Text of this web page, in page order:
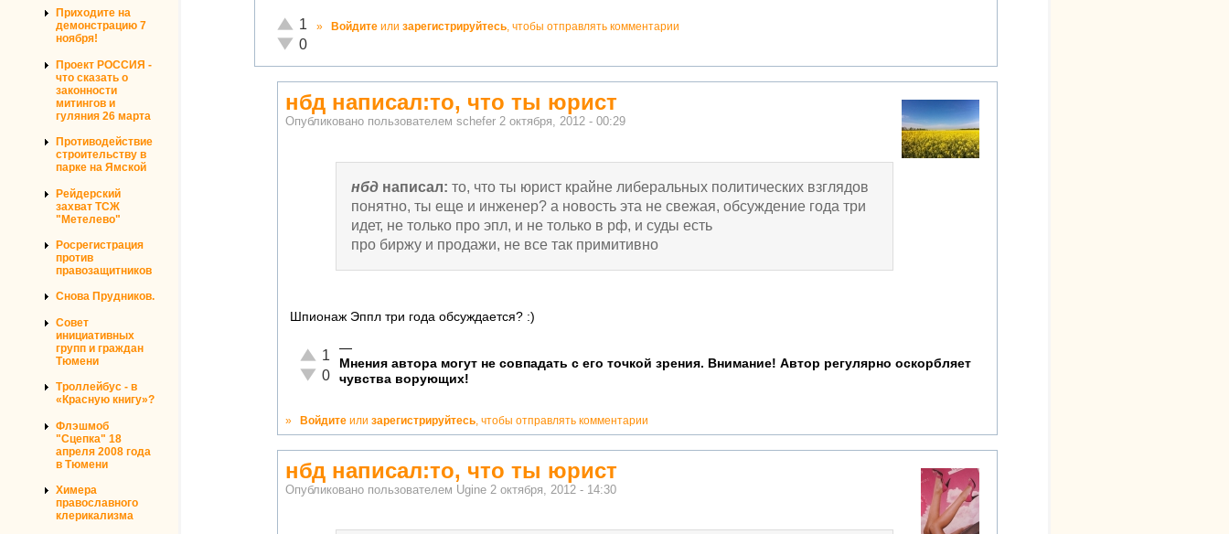
Приходите на
демонстрацию 7
ноября!
Проект РОССИЯ -
что сказать о
законности
митингов и
гуляния 26 марта
Противодействие
строительству в
парке на Ямской
Рейдерский
захват ТСЖ
"Метелево"
Росрегистрация
против
правозащитников
Снова Прудников.
Совет
инициативных
групп и граждан
Тюмени
Троллейбус - в
«Красную книгу»?
Флэшмоб
"Сцепка" 18
апреля 2008 года
в Тюмени
Химера
православного
клерикализма
Отлично!
1
Неадекватно!
0
» Войдите или зарегистрируйтесь, чтобы отправлять комментарии
нбд написал:то, что ты юрист
Опубликовано пользователем schefer 2 октября, 2012 - 00:29
нбд написал:то, что ты юрист крайне либеральных политических взглядов
понятно, ты еще и инженер? а новость эта не свежая, обсуждение года три
идет, не только про эпл, и не только в рф, и суды есть
про биржу и продажи, не все так примитивно
Шпионаж Эппл три года обсуждается? :)
Отлично!
1
Неадекватно!
0
—
Мнения автора могут не совпадать с его точкой зрения. Внимание! Автор регулярно оскорбляет
чувства ворующих!
» Войдите или зарегистрируйтесь , чтобы отправлять комментарии
нбд написал:то, что ты юрист
Опубликовано пользователем Ugine 2 октября, 2012 - 14:30